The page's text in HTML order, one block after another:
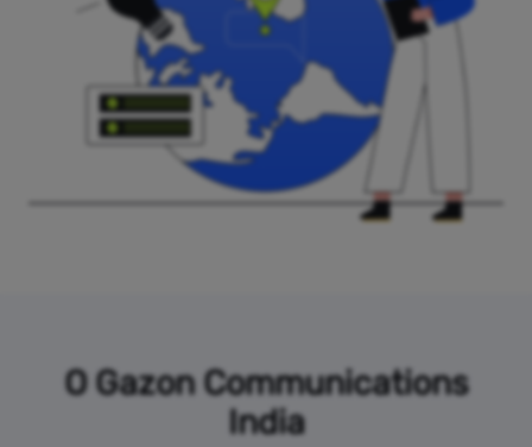
О Gazon Communications
India